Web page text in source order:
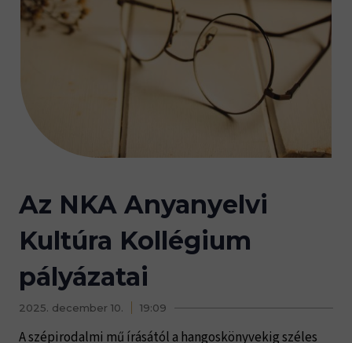
Az NKA Anyanyelvi
Kultúra Kollégium
pályázatai
2025. december 10. 19:09
A szépirodalmi mű írásától a hangoskönyvekig széles